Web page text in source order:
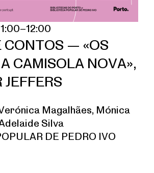
CONTOS — «OS
CAMISOLA NOVA»,
Magalhães, Mónica
Silva
DE PEDRO IVO